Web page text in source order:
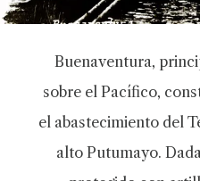
Buenaventura,
sobre el Pacífico,
el abastecimiento del
alto Putumayo.